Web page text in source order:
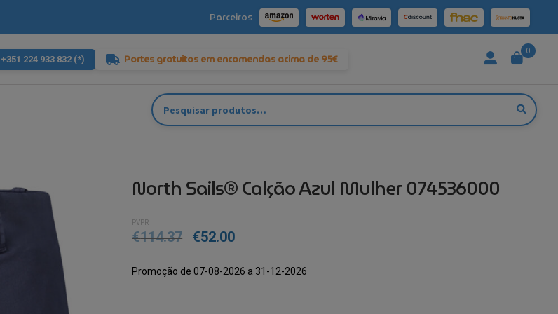
Parceiros
+351 224 933 832 (*) Portes gratuitos em encomendas acima de 95€
0
Pesquisar
por:
North Sails® Calção Azul Mulher 074536000
PVPR
€114.37 €52.00
Promoção de 07-08-2026 a 31-12-2026